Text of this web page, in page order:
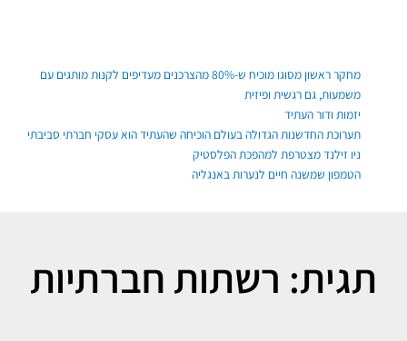
מחקר ראשון מסוגו מוכיח ש-80% מהצרכנים מעדיפים לקנות מותגים עם
משמעות, גם רגשית ופיזית
יזמות ודור העתיד
תערוכת החדשנות הגדולה בעולם הוכיחה שהעתיד הוא עסקי חברתי סביבתי
ניו זילנד מצטרפת למהפכת הפלסטיק
הטמפון שמשנה חיים לנערות באנגליה
תגית: רשתות חברתיות